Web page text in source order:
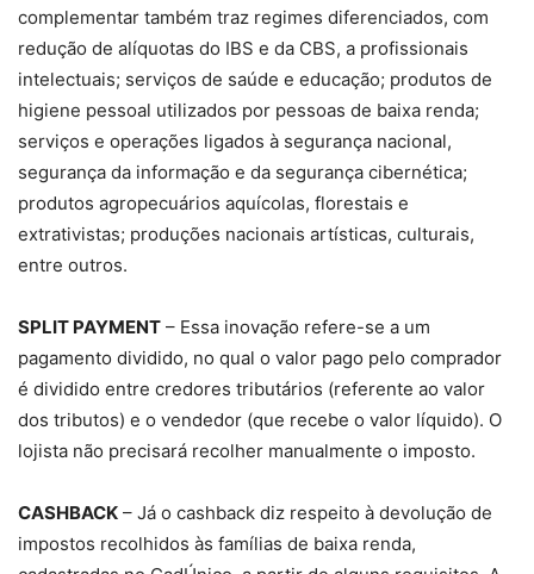
complementar também traz regimes diferenciados, com
redução de alíquotas do IBS e da CBS, a profissionais
intelectuais; serviços de saúde e educação; produtos de
higiene pessoal utilizados por pessoas de baixa renda;
serviços e operações ligados à segurança nacional,
segurança da informação e da segurança cibernética;
produtos agropecuários aquícolas, florestais e
extrativistas; produções nacionais artísticas, culturais,
entre outros.
SPLIT PAYMENT – Essa inovação refere-se a um
pagamento dividido, no qual o valor pago pelo comprador
é dividido entre credores tributários (referente ao valor
dos tributos) e o vendedor (que recebe o valor líquido). O
lojista não precisará recolher manualmente o imposto.
CASHBACK – Já o cashback diz respeito à devolução de
impostos recolhidos às famílias de baixa renda,